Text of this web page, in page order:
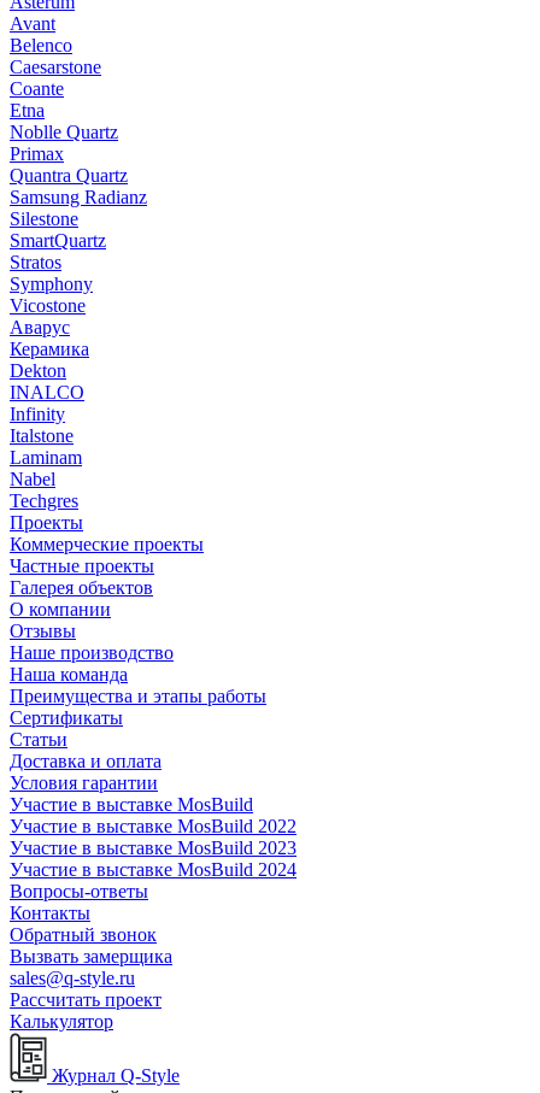
Avant
Belenco
Caesarstone
Coante
Etna
Noblle Quartz
Primax
Quantra Quartz
Samsung Radianz
Silestone
SmartQuartz
Stratos
Symphony
Vicostone
Аварус
Керамика
Dekton
INALCO
Infinity
Italstone
Laminam
Nabel
Techgres
Проекты
Коммерческие проекты
Частные проекты
Галерея объектов
О компании
Отзывы
Наше производство
Наша команда
Преимущества и этапы работы
Сертификаты
Статьи
Доставка и оплата
Условия гарантии
Участие в выставке MosBuild
Участие в выставке MosBuild 2022
Участие в выставке MosBuild 2023
Участие в выставке MosBuild 2024
Вопросы-ответы
Контакты
Обратный звонок
Вызвать замерщика
sales@q-style.ru
Рассчитать проект
Калькулятор
Журнал Q-Style